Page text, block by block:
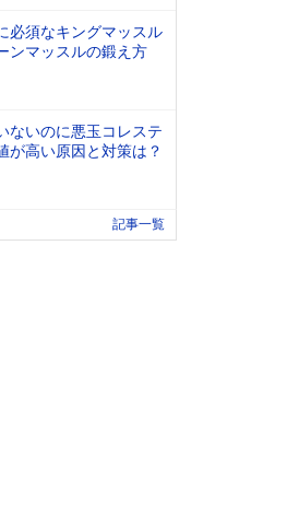
必須なキングマッスル
ンマッスルの鍛え方
ないのに悪玉コレステ
が高い原因と対策は？
記事一覧